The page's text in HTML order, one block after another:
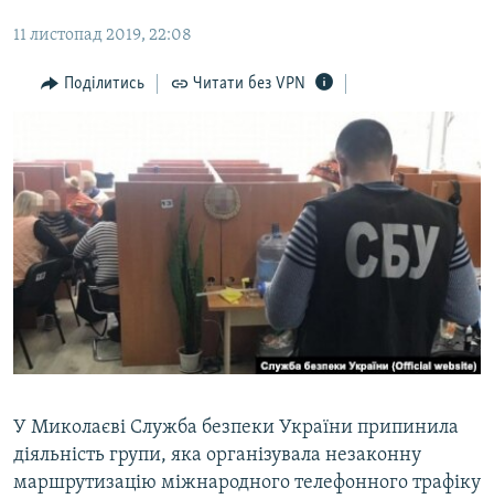
Перейти
пошукуІНТЕРВ'Ю
СПЕЦПРОЕКТИ
ДЕПОРТАЦІЯ
ВІДЕОУРОКИ «ELIFBE»
СВІДЧЕННЯ ОКУПАЦІЇ
УКРАЇНСЬКА ПРОБЛЕМА КРИМУ
ІНФОГРАФІКА
ЯК ОБІЙТИ БЛОКУВАННЯ
Русский
Qırımtatar
ДОЛУЧАЙСЯ!
Усі сайти RFE/RL
11 листопад 2019, 22:08
Поділитись Читати без VPN
У Миколаєві Служба безпеки України припинила
діяльність групи, яка організувала незаконну
маршрутизацію міжнародного телефонного трафіку